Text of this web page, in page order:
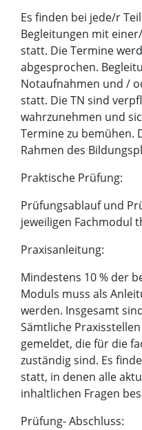
Es finden bei jede/r
Begleitungen mit
statt. Die Termine
abgesprochen.
Notaufnahmen und /
statt. Die TN sind
wahrzunehmen und
Termine zu bemühen.
Rahmen des
Praktische Prüfung:
Prüfungsablauf und
jeweiligen Fachmodul
Praxisanleitung:
Mindestens 10 % der
Moduls muss als
werden. Insgesamt
Sämtliche
gemeldet, die für die
zuständig sind. Es
statt, in denen alle
inhaltlichen Fragen
Prüfung- Abschluss: